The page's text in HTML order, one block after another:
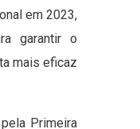
em 2023,
garantir o
mais eficaz
Primeira